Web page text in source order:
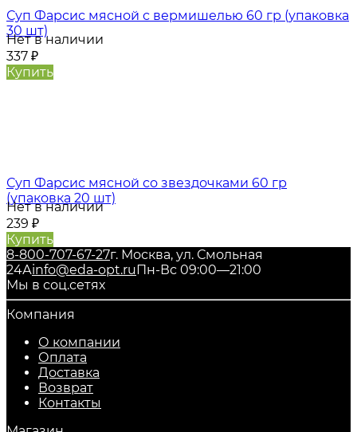
Суп Фарсис мясной с вермишелью 60 гр (упаковка
30 шт)
Нет в наличии
337 ₽
Купить
Суп Фарсис мясной со звездочками 60 гр
(упаковка 20 шт)
Нет в наличии
239 ₽
Купить
8-800-707-67-27г. Москва, ул. Смольная
24Аinfo@eda-opt.ruПн-Вс 09:00—21:00
Мы в соц.сетях
Компания
О компании
Оплата
Доставка
Возврат
Контакты